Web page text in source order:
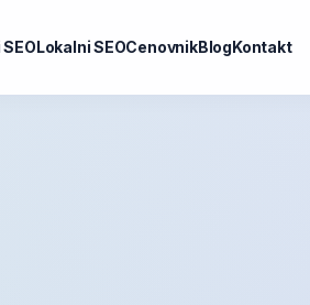
Lokalni SEOCenovnikBlogKontakt